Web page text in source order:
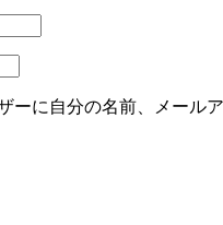
ーに自分の名前、メール